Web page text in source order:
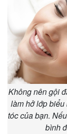
Không nên gội
làm hở lớp biểu
tóc của bạn.
bình